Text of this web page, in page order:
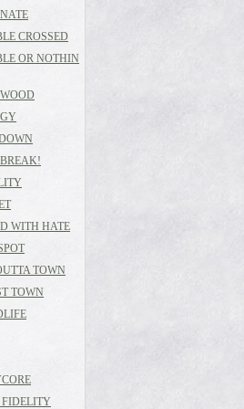
CROSSED
OR NOTHIN
WITH HATE
TOWN
TOWN